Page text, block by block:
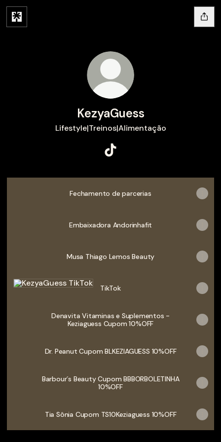
KezyaGuess
Lifestyle|Treinos|Alimentação
Fechamento de parcerias
Embaixadora Andorinhafit
Musa Thiago Lemos Beauty
TikTok
Denavita Vitaminas e Suplementos -
Keziaguess Cupom 10%OFF
Dr. Peanut Cupom BLKEZIAGUESS 10%OFF
Barbour´s Beauty Cupom BBBORBOLETINHA
10%OFF
Tia Sônia Cupom TS10Keziaguess 10%OFF